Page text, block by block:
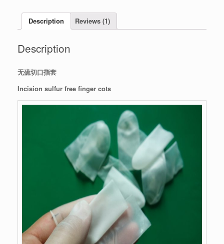
Description Reviews (1)
Description
无硫切口指套
Incision sulfur free finger cots